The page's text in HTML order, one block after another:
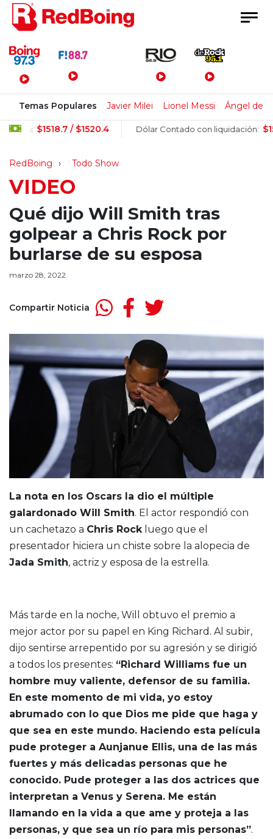
Menú Principal
Temas Populares Javier Milei Lionel Messi Ángel de
$1518.7 / $1520.4 Dólar Contado con liquidación:
RedBoing Todo Show
VIDEO
Qué dijo Will Smith tras
golpear a Chris Rock por
burlarse de su esposa
marzo 28, 2022
Compartir Noticia
La nota en los Oscars la dio el múltiple
galardonado Will Smith. El actor respondió con
un cachetazo a Chris Rockluego que el
presentador hiciera un chiste sobre la alopecia de
Jada Smith, actriz y esposa de la estrella.
Más tarde en la noche, Will obtuvo el premio a
mejor actor por su papel en King Richard. Al subir,
dijo sentirse arrepentido por su agresión y se dirigió
a todos los presentes: “Richard Williams fue un
hombre muy valiente, defensor de su familia.
En este momento de mi vida, yo estoy
abrumado con lo que Dios me pide que haga y
que sea en este mundo. Haciendo esta película
pude proteger a Aunjanue Ellis, una de las más
fuertes y más delicadas personas que he
conocido. Pude proteger a las dos actrices que
interpretan a Venus y Serena. Me están
llamando en la vida a que ame y proteja a las
personas, y que sea un río para mis personas”.